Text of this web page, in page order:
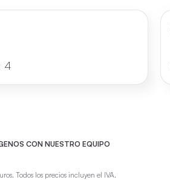
4
CON NUESTRO EQUIPO
Todos los precios incluyen el IVA.